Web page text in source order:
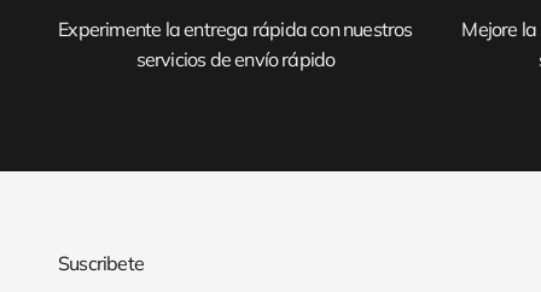
Experimente la entrega rápida con nuestros
servicios de envío rápido
Mejore
Suscribete